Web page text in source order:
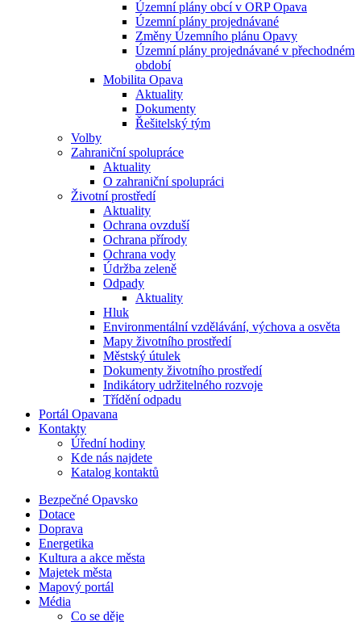
Územní plány obcí v ORP Opava
Územní plány projednávané
Změny Územního plánu Opavy
Územní plány projednávané v přechodném
období
Mobilita Opava
Aktuality
Dokumenty
Řešitelský tým
Volby
Zahraniční spolupráce
Aktuality
O zahraniční spolupráci
Životní prostředí
Aktuality
Ochrana ovzduší
Ochrana přírody
Ochrana vody
Údržba zeleně
Odpady
Aktuality
Hluk
Environmentální vzdělávání, výchova a osvěta
Mapy životního prostředí
Městský útulek
Dokumenty životního prostředí
Indikátory udržitelného rozvoje
Třídění odpadu
Portál Opavana
Kontakty
Úřední hodiny
Kde nás najdete
Katalog kontaktů
Bezpečné Opavsko
Dotace
Doprava
Energetika
Kultura a akce města
Majetek města
Mapový portál
Média
Co se děje